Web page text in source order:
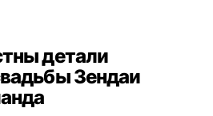
детали
Зендаи